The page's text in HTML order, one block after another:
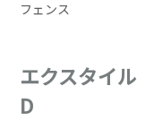
フェンス
エクスタイ
D